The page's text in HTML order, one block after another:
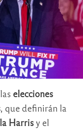
elecciones
, que definirán la
Harrisy el